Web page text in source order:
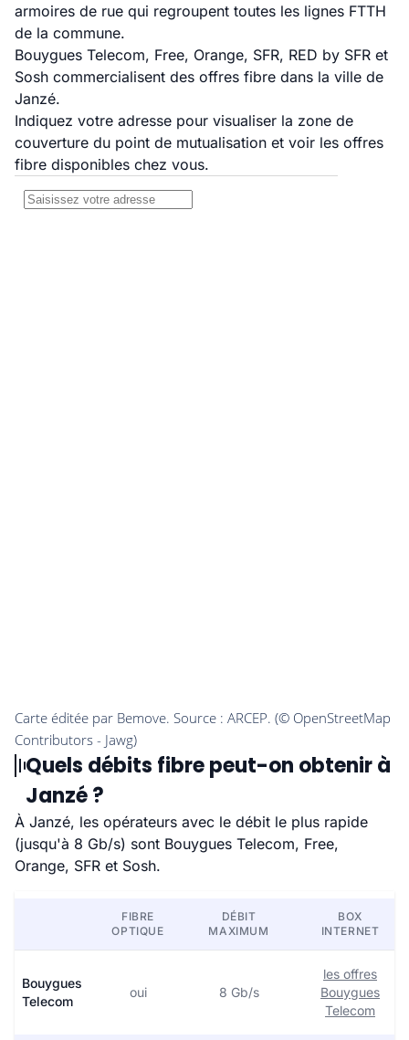
armoires de rue qui regroupent toutes les lignes FTTH
de la commune.
Bouygues Telecom, Free, Orange, SFR, RED by SFR et
Sosh commercialisent des offres fibre dans la ville de
Janzé.
Indiquez votre adresse pour visualiser la zone de
couverture du point de mutualisation et voir les offres
fibre disponibles chez vous.
Quels débits fibre peut-on obtenir à
Janzé ?
À Janzé, les opérateurs avec le débit le plus rapide
(jusqu'à 8 Gb/s) sont Bouygues Telecom, Free,
Orange, SFR et Sosh.
FIBRE
OPTIQUE
DÉBIT
MAXIMUM
BOX
INTERNET
Bouygues
Telecom
oui 8 Gb/s
les offres
Bouygues
Telecom